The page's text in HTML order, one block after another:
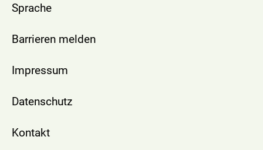
Sprache
Barrieren melden
Impressum
Datenschutz
Kontakt